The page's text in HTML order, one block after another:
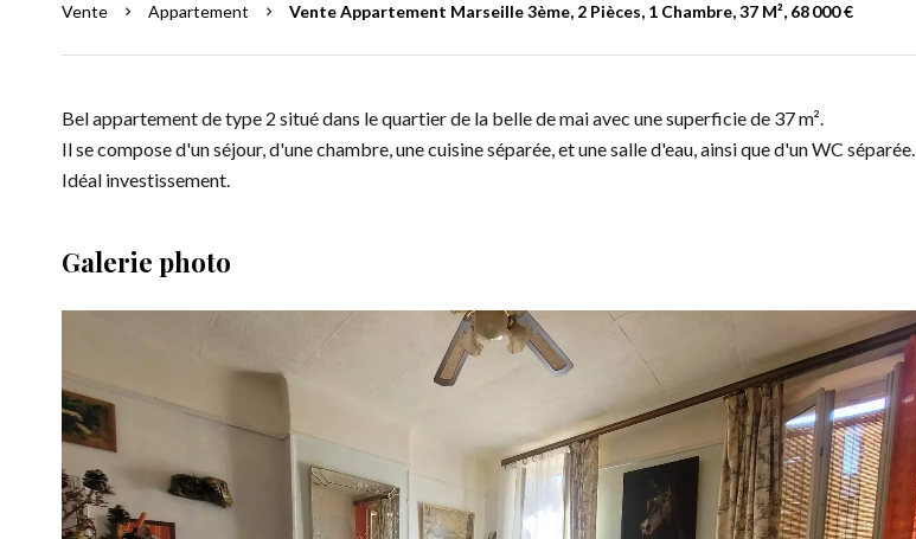
Vente Appartement Vente Appartement Marseille 3ème, 2 Pièces, 1 Chambre, 37 M², 68 000 €
Bel appartement de type 2 situé dans le quartier de la belle de mai avec une superficie de 37 m².
Il se compose d'un séjour, d'une chambre, une cuisine séparée, et une salle d'eau, ainsi que d'un WC séparée.
Idéal investissement.
Galerie photo